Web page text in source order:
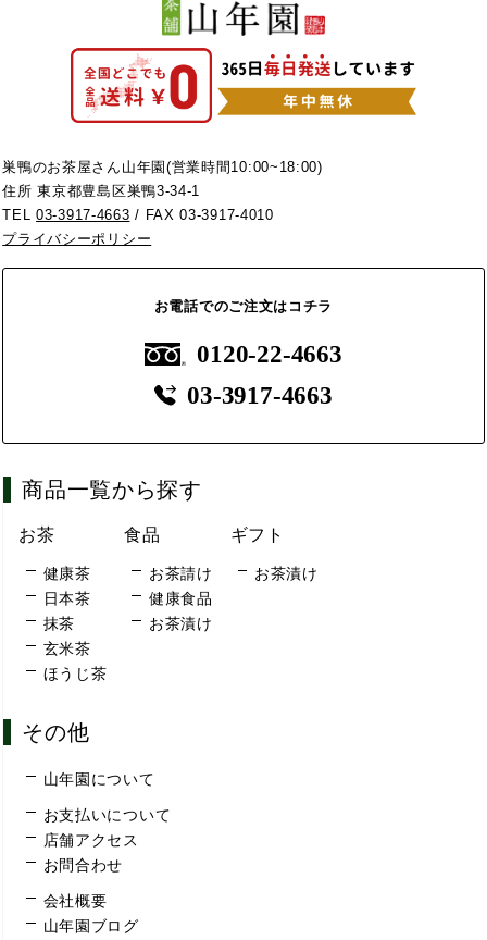
巣鴨のお茶屋さん山年園(営業時間10:00~18:00)
住所 東京都豊島区巣鴨3-34-1
TEL03-3917-4663 / FAX 03-3917-4010
プライバシーポリシー
お電話でのご注文はコチラ
0120-22-4663
03-3917-4663
商品一覧から探す
お茶
健康茶
日本茶
抹茶
玄米茶
ほうじ茶
食品
お茶請け
健康食品
お茶漬け
ギフト
お茶漬け
その他
山年園について
お支払いについて
店舗アクセス
お問合わせ
会社概要
山年園ブログ